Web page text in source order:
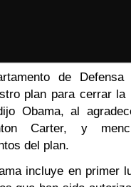
de
plan para cerrar la
Obama, al
Carter, y
del plan.
incluye en primer